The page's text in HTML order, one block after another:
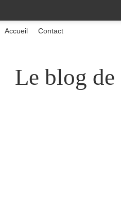
Le blog
Accueil Contact